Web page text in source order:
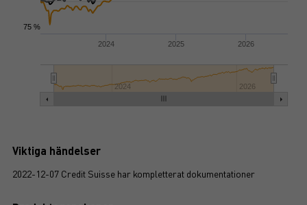
2024 2025 2026
2024 2026
75 %
Viktiga händelser
2022-12-07 Credit Suisse har kompletterat dokumentationer